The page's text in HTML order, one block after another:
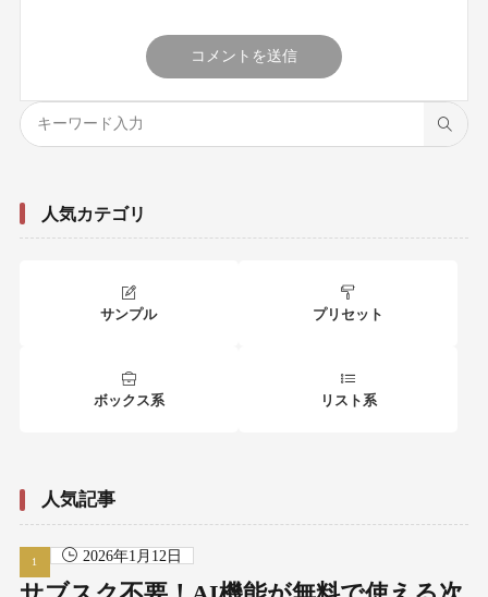
人気カテゴリ
サンプル プリセット
ボックス系 リスト系
人気記事
2026年1月12日